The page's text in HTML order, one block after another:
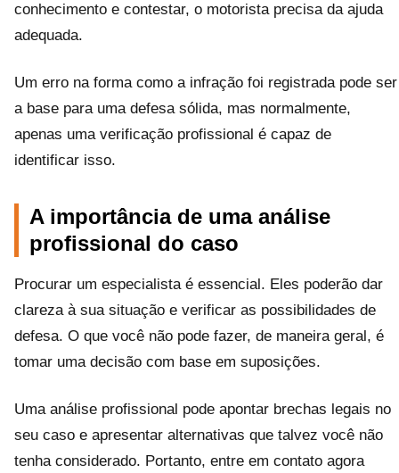
conhecimento e contestar, o motorista precisa da ajuda
adequada.
Um erro na forma como a infração foi registrada pode ser
a base para uma defesa sólida, mas normalmente,
apenas uma verificação profissional é capaz de
identificar isso.
A importância de uma análise
profissional do caso
Procurar um especialista é essencial. Eles poderão dar
clareza à sua situação e verificar as possibilidades de
defesa. O que você não pode fazer, de maneira geral, é
tomar uma decisão com base em suposições.
Uma análise profissional pode apontar brechas legais no
seu caso e apresentar alternativas que talvez você não
tenha considerado. Portanto, entre em contato agora